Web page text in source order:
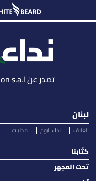
تصدر عن Lebanese Media Production s.a.l
لبنان
الغلاف نداء اليوم محليات
كتّابنا
تحت المجهر